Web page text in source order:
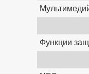
Функции